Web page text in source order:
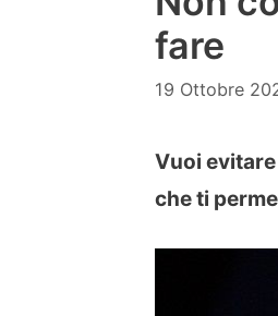
fare
19 Ottobre
Vuoi
che ti